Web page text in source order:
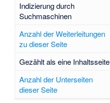
Indizierung durch
Suchmaschinen
Anzahl der Weiterleitungen
zu dieser Seite
Gezählt als eine Inhaltsseite
Anzahl der Unterseiten
dieser Seite